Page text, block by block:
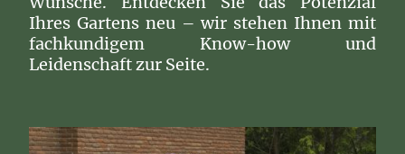
Ihres Gartens neu – wir stehen Ihnen mit
fachkundigem Know-how und
Leidenschaft zur Seite.